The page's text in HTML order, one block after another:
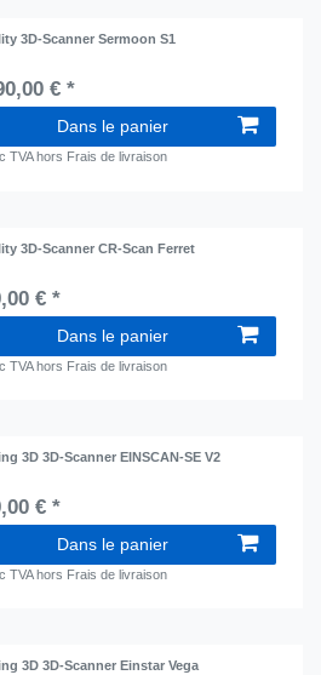
3D-Scanner Sermoon S1
€ *
Dans le panier
TVAhors Frais de livraison
3D-Scanner CR-Scan Ferret
€ *
Dans le panier
TVAhors Frais de livraison
3D 3D-Scanner EINSCAN-SE V2
€ *
Dans le panier
TVAhors Frais de livraison
3D 3D-Scanner Einstar Vega